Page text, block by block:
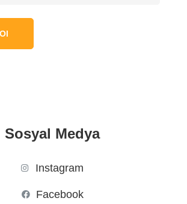
Sosyal Medya
Instagram
Facebook